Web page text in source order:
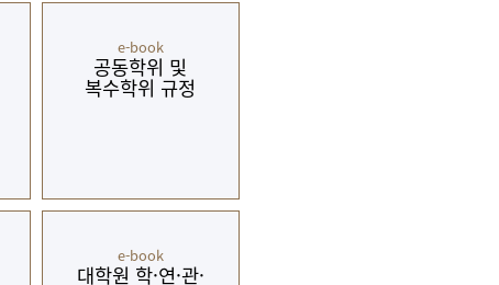
e-book
공동학위 및
복수학위 규정
e-book
대학원 학·연·관·